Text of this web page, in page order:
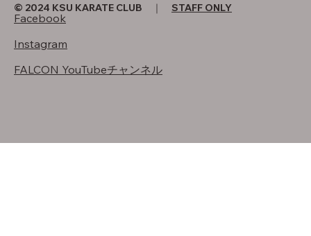
Facebook
Instagram
FALCON YouTubeチャンネル
© 2024 KSU KARATE CLUB ｜ STAFF ONLY